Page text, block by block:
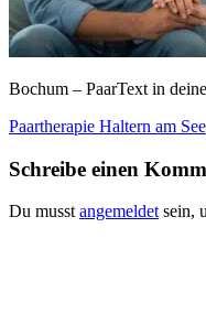
Bochum – PaarText in
Beitragsnavigation
Paartherapie Haltern am See
Schreibe einen
Du musst angemeldet sein,